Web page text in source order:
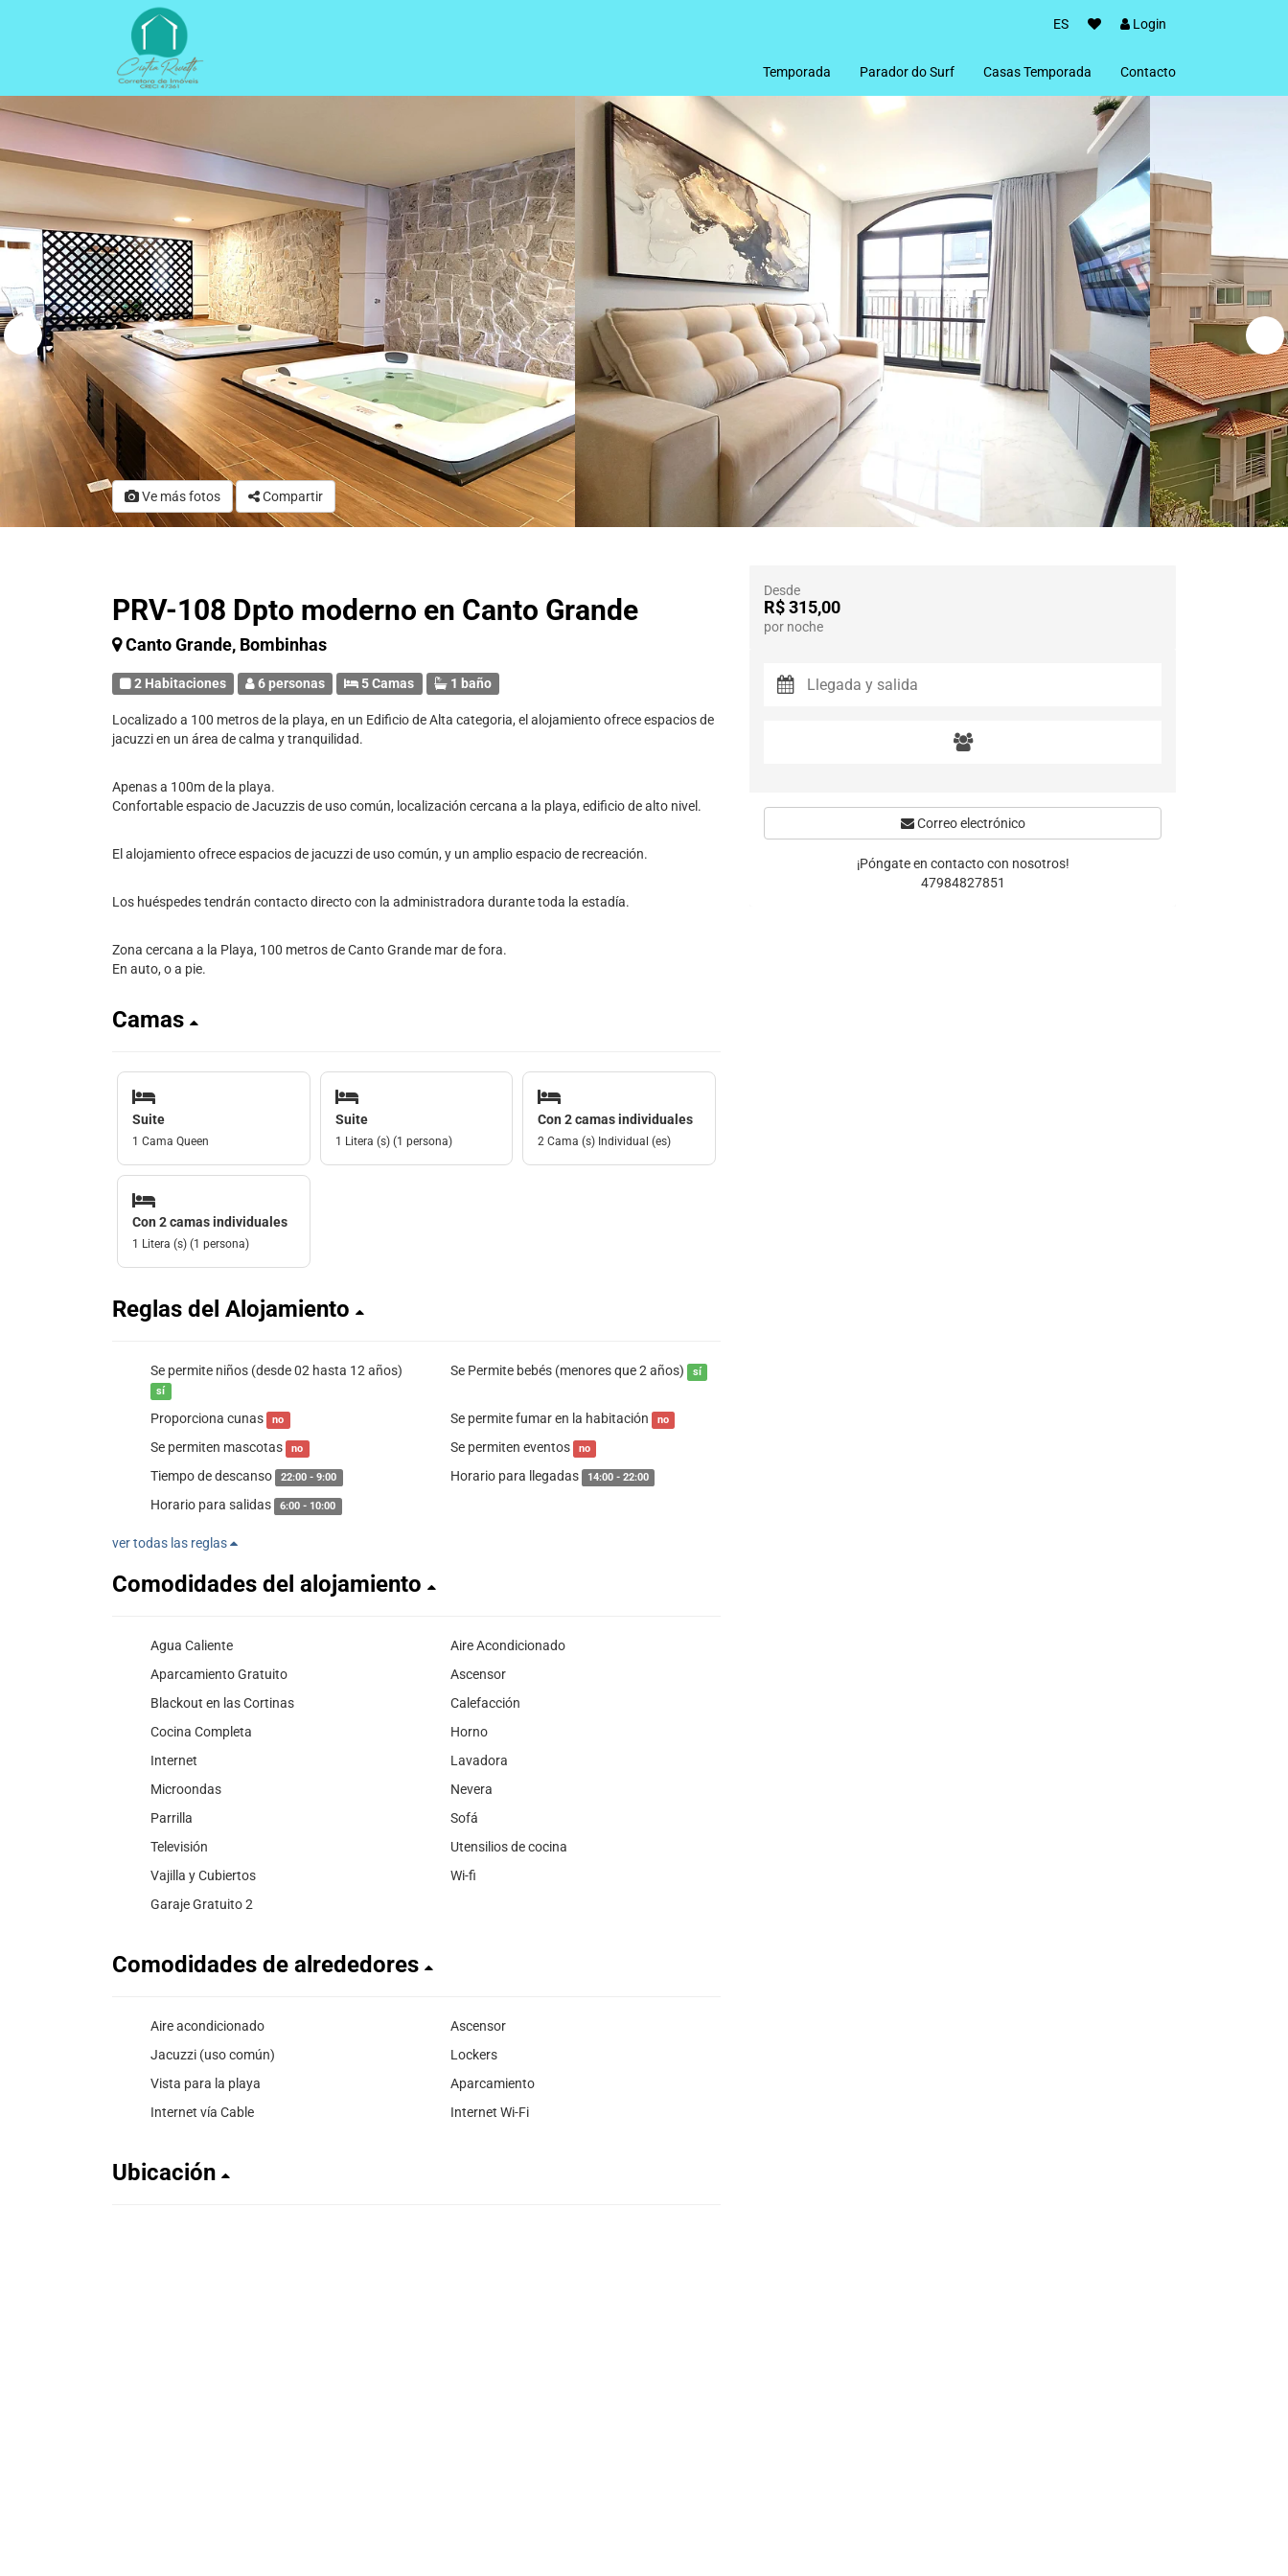
ES Login
Temporada Parador do Surf Casas Temporada Contacto
Ve más fotos Compartir
PRV-108 Dpto moderno en Canto Grande
Canto Grande, Bombinhas
2 Habitaciones 6 personas 5 Camas 1 baño
Localizado a 100 metros de la playa, en un Edificio de Alta categoria, el alojamiento ofrece espacios de
jacuzzi en un área de calma y tranquilidad.
Apenas a 100m de la playa.
Confortable espacio de Jacuzzis de uso común, localización cercana a la playa, edificio de alto nivel.
El alojamiento ofrece espacios de jacuzzi de uso común, y un amplio espacio de recreación.
Los huéspedes tendrán contacto directo con la administradora durante toda la estadía.
Zona cercana a la Playa, 100 metros de Canto Grande mar de fora.
En auto, o a pie.
Camas
Suite
1 Cama Queen
Suite
1 Litera (s) (1 persona)
Con 2 camas individuales
2 Cama (s) Individual (es)
Con 2 camas individuales
1 Litera (s) (1 persona)
Reglas del Alojamiento
Se permite niños (desde 02 hasta 12 años)
sí
Se Permite bebés (menores que 2 años) sí
Proporciona cunas no Se permite fumar en la habitación no
Se permiten mascotas no Se permiten eventos no
Tiempo de descanso 22:00 - 9:00 Horario para llegadas 14:00 - 22:00
Horario para salidas 6:00 - 10:00
ver todas las reglas
Comodidades del alojamiento
Agua Caliente
Aire Acondicionado
Aparcamiento Gratuito
Ascensor
Blackout en las Cortinas
Calefacción
Cocina Completa
Horno
Internet
Lavadora
Microondas
Nevera
Parrilla
Sofá
Televisión
Utensilios de cocina
Vajilla y Cubiertos
Wi-fi
Garaje Gratuito 2
Comodidades de alrededores
Aire acondicionado
Ascensor
Jacuzzi (uso común)
Lockers
Vista para la playa
Aparcamiento
Internet vía Cable
Internet Wi-Fi
Ubicación
Desde
R$ 315,00
por noche
Correo electrónico
¡Póngate en contacto con nosotros!
47984827851